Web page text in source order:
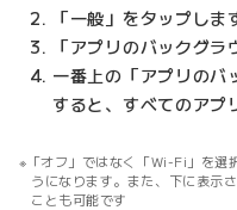
「一般」をタップしま
「アプリのバックグラ
一番上の「アプリのバ
すると、すべてのアプ
「オフ」ではなく「Wi-Fi」を
うになります。また、下に表示
ことも可能です